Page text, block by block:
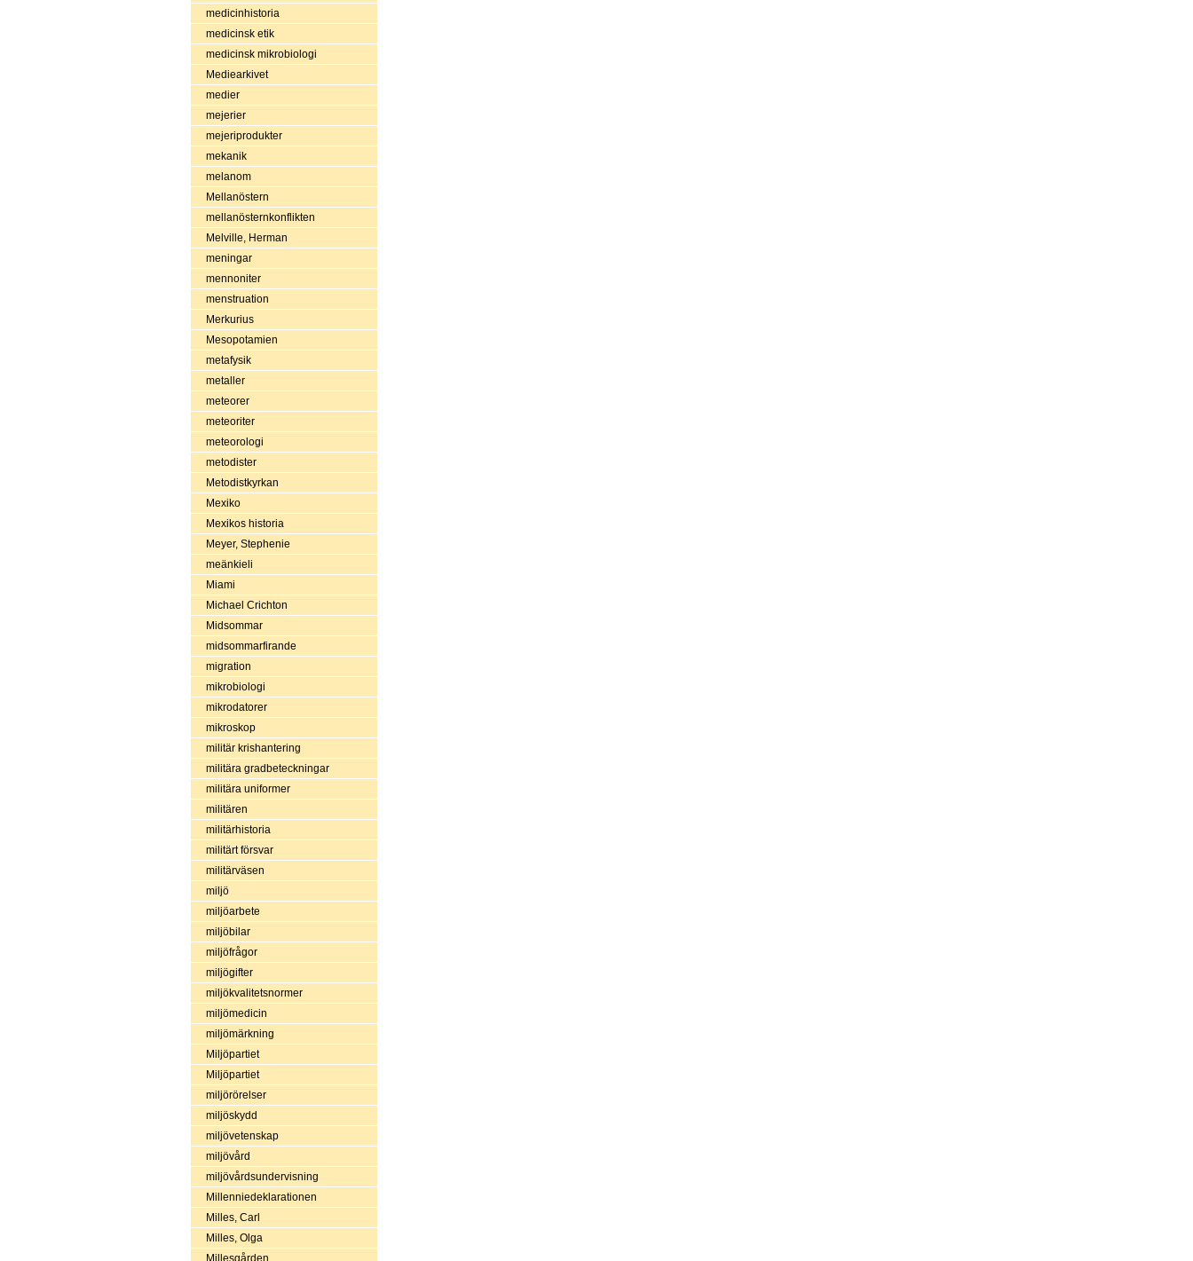
medicinhistoria
medicinsk etik
medicinsk mikrobiologi
Mediearkivet
medier
mejerier
mejeriprodukter
mekanik
melanom
Mellanöstern
mellanösternkonflikten
Melville, Herman
meningar
mennoniter
menstruation
Merkurius
Mesopotamien
metafysik
metaller
meteorer
meteoriter
meteorologi
metodister
Metodistkyrkan
Mexiko
Mexikos historia
Meyer, Stephenie
meänkieli
Miami
Michael Crichton
Midsommar
midsommarfirande
migration
mikrobiologi
mikrodatorer
mikroskop
militär krishantering
militära gradbeteckningar
militära uniformer
militären
militärhistoria
militärt försvar
militärväsen
miljö
miljöarbete
miljöbilar
miljöfrågor
miljögifter
miljökvalitetsnormer
miljömedicin
miljömärkning
Miljöpartiet
Miljöpartiet
miljörörelser
miljöskydd
miljövetenskap
miljövård
miljövårdsundervisning
Millenniedeklarationen
Milles, Carl
Milles, Olga
Millesgården